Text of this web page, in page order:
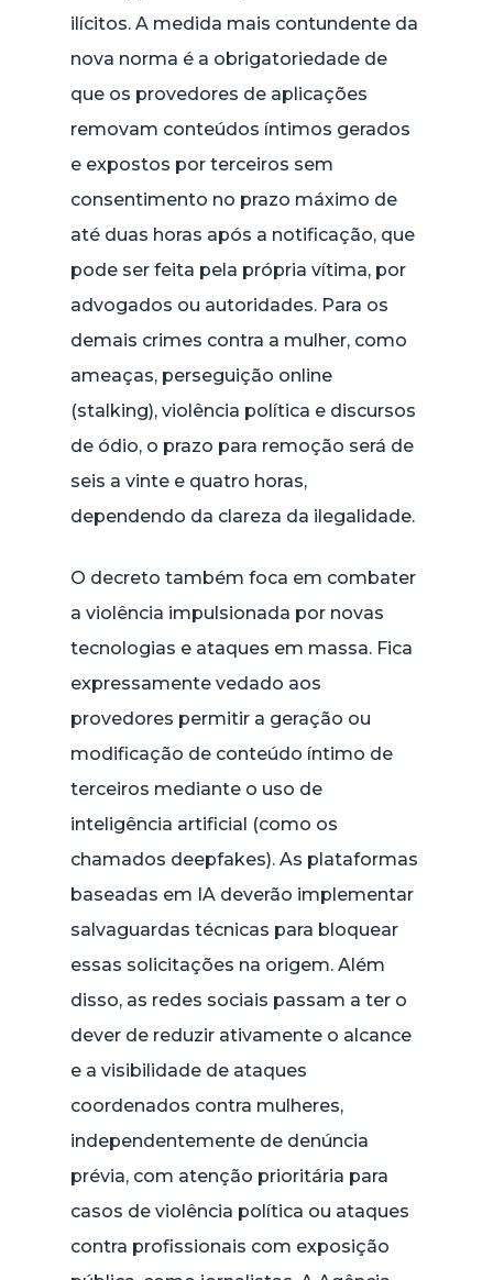
ilícitos. A medida mais contundente da
nova norma é a obrigatoriedade de
que os provedores de aplicações
removam conteúdos íntimos gerados
e expostos por terceiros sem
consentimento no prazo máximo de
até duas horas após a notificação, que
pode ser feita pela própria vítima, por
advogados ou autoridades. Para os
demais crimes contra a mulher, como
ameaças, perseguição online
(stalking), violência política e discursos
de ódio, o prazo para remoção será de
seis a vinte e quatro horas,
dependendo da clareza da ilegalidade.
O decreto também foca em combater
a violência impulsionada por novas
tecnologias e ataques em massa. Fica
expressamente vedado aos
provedores permitir a geração ou
modificação de conteúdo íntimo de
terceiros mediante o uso de
inteligência artificial (como os
chamados deepfakes). As plataformas
baseadas em IA deverão implementar
salvaguardas técnicas para bloquear
essas solicitações na origem. Além
disso, as redes sociais passam a ter o
dever de reduzir ativamente o alcance
e a visibilidade de ataques
coordenados contra mulheres,
independentemente de denúncia
prévia, com atenção prioritária para
casos de violência política ou ataques
contra profissionais com exposição